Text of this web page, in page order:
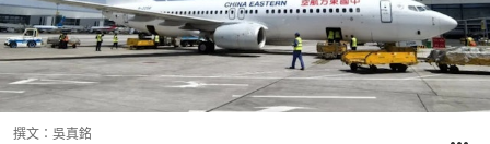
撰文： 吳真銘